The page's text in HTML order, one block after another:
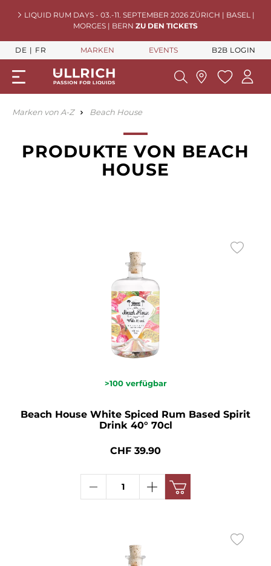
LIQUID RUM DAYS - 03.-11. SEPTEMBER 2026 ZÜRICH | BASEL |
MORGES | BERN ZU DEN TICKETS
DE FR MARKEN EVENTS B2B LOGIN
Marken von A-Z Beach House
PRODUKTE VON BEACH
HOUSE
>100 verfügbar
Beach House White Spiced Rum Based Spirit
Drink 40° 70cl
CHF 39.90